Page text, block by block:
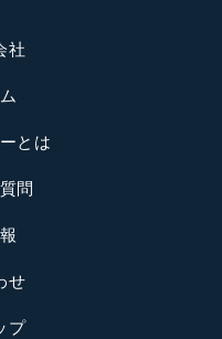
社
とは
問
せ
プ